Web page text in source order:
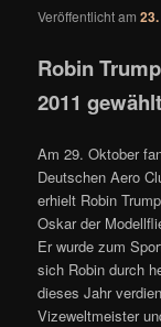
Veröffentlicht am
Robin
2011
Am 29. Oktober
Deutschen Aero
erhielt Robin
Oskar der
Er wurde zum
sich Robin durch
dieses Jahr
Vizeweltmeister